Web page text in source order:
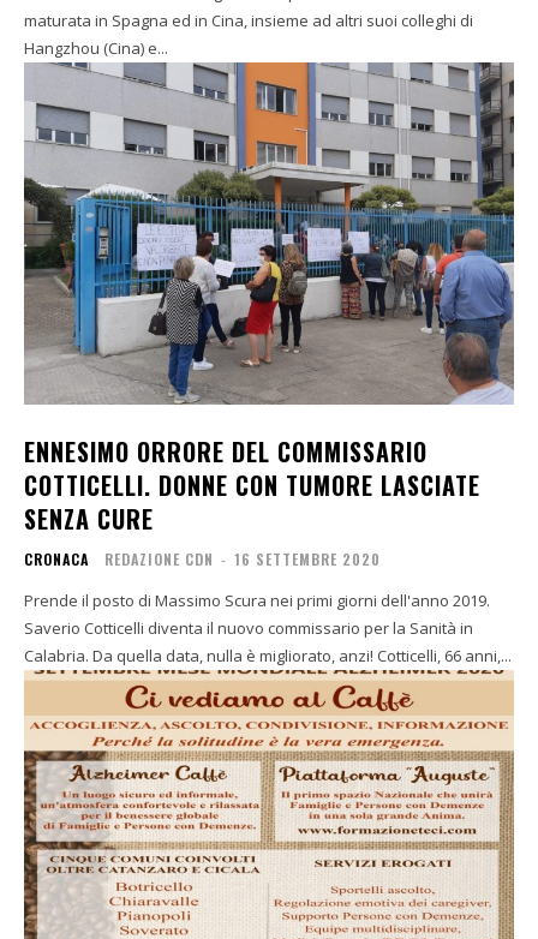
maturata in Spagna ed in Cina, insieme ad altri suoi colleghi di
Hangzhou (Cina) e...
ENNESIMO ORRORE DEL COMMISSARIO
COTTICELLI. DONNE CON TUMORE LASCIATE
SENZA CURE
CRONACA REDAZIONE CDN - 16 SETTEMBRE 2020
Prende il posto di Massimo Scura nei primi giorni dell'anno 2019.
Saverio Cotticelli diventa il nuovo commissario per la Sanità in
Calabria. Da quella data, nulla è migliorato, anzi! Cotticelli, 66 anni,...